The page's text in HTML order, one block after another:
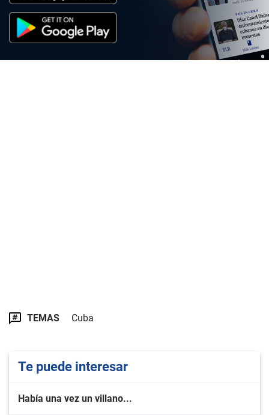
TEMAS Cuba
Te puede interesar
Había una vez un villano...